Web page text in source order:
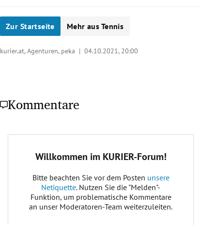
Zur Startseite Mehr aus Tennis
kurier.at, Agenturen, peka | 04.10.2021, 20:00
Kommentare